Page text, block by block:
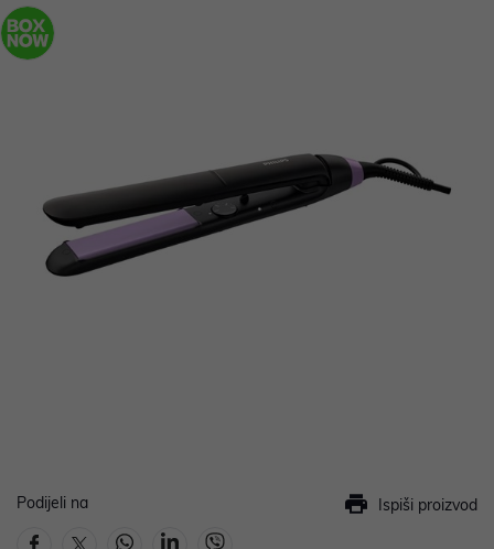
Podijeli na Ispiši proizvod